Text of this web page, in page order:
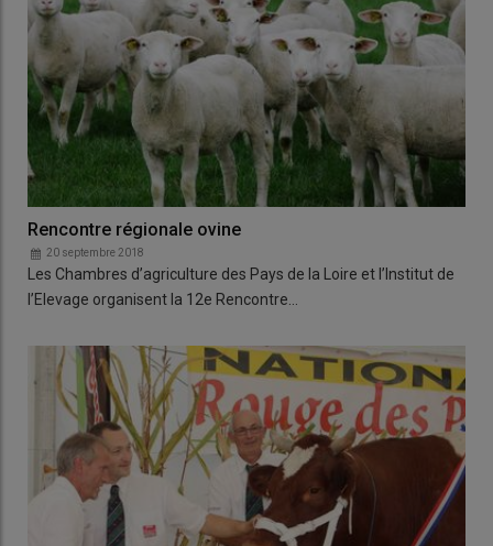
Rencontre régionale ovine
20 septembre 2018
Les Chambres d’agriculture des Pays de la Loire et l’Institut de
l’Elevage organisent la 12e Rencontre…